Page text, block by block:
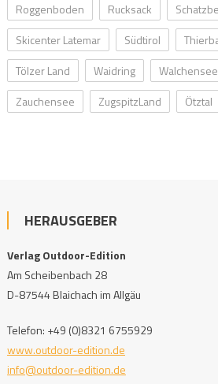
Roggenboden
Rucksack
Skicenter Latemar
Südtirol
Tölzer Land
Waidring Walchensee
Zauchensee
ZugspitzLand Ötztal
HERAUSGEBER
Verlag Outdoor-Edition
Am Scheibenbach 28
D-87544 Blaichach im Allgäu
Telefon: +49 (0)8321 6755929
www.outdoor-edition.de
info@outdoor-edition.de